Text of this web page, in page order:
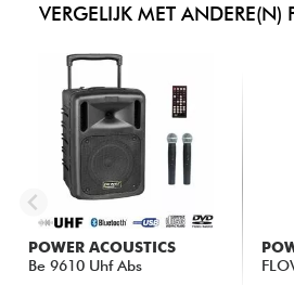
VERGELIJK MET ANDERE(N)
POWER ACOUSTICS
Be 9610 Uhf Abs